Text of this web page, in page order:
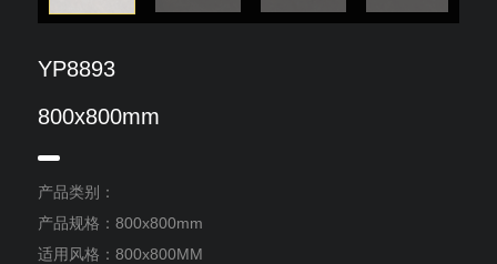
YP8893
800x800mm
产品类别：
产品规格：800x800mm
适用风格：800x800MM